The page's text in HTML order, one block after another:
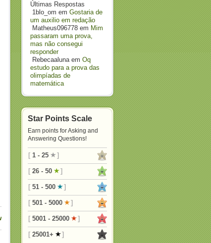
Últimas Respostas
1blo_om em Gostaria de
um auxilio em redação
Matheus096778 em Mim
passaram uma prova,
mas não consegui
responder
Rebecaalunaem Oq
estudo para a prova das
olimpíadas de
matemática
Star Points Scale
Earn points for Asking and
Answering Questions!
[ 1 - 25 ]
[ 26 - 50 ]
[ 51 - 500 ]
[ 501 - 5000 ]
[ 5001 - 25000 ]
[ 25001+ ]